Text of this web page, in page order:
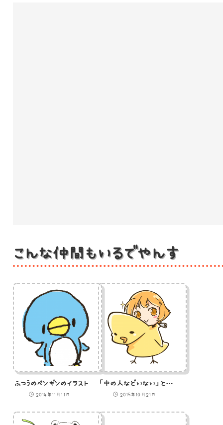
こんな仲間もいるでやんす
ふつうのペンギンのイラスト
2014年11月11日
「中の人などいない」と、ドヤ顔で素顔をさらす女性のイラスト
2015年10月21日